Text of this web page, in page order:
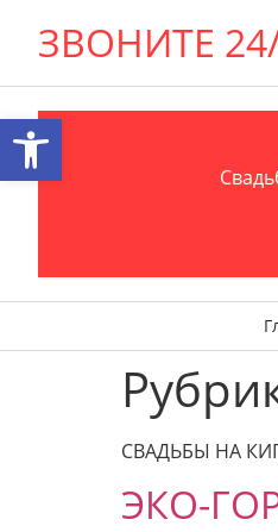
ЗВОНИТЕ
СВАДЬБЫ НА
ЭКО-
Открыть панель инструментов